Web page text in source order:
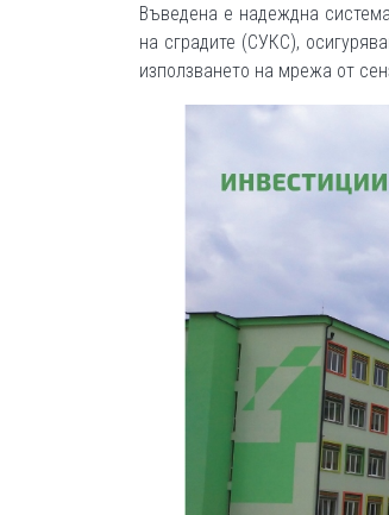
Въведена е надеждна
на сградите (СУКС),
използването на мрежа от